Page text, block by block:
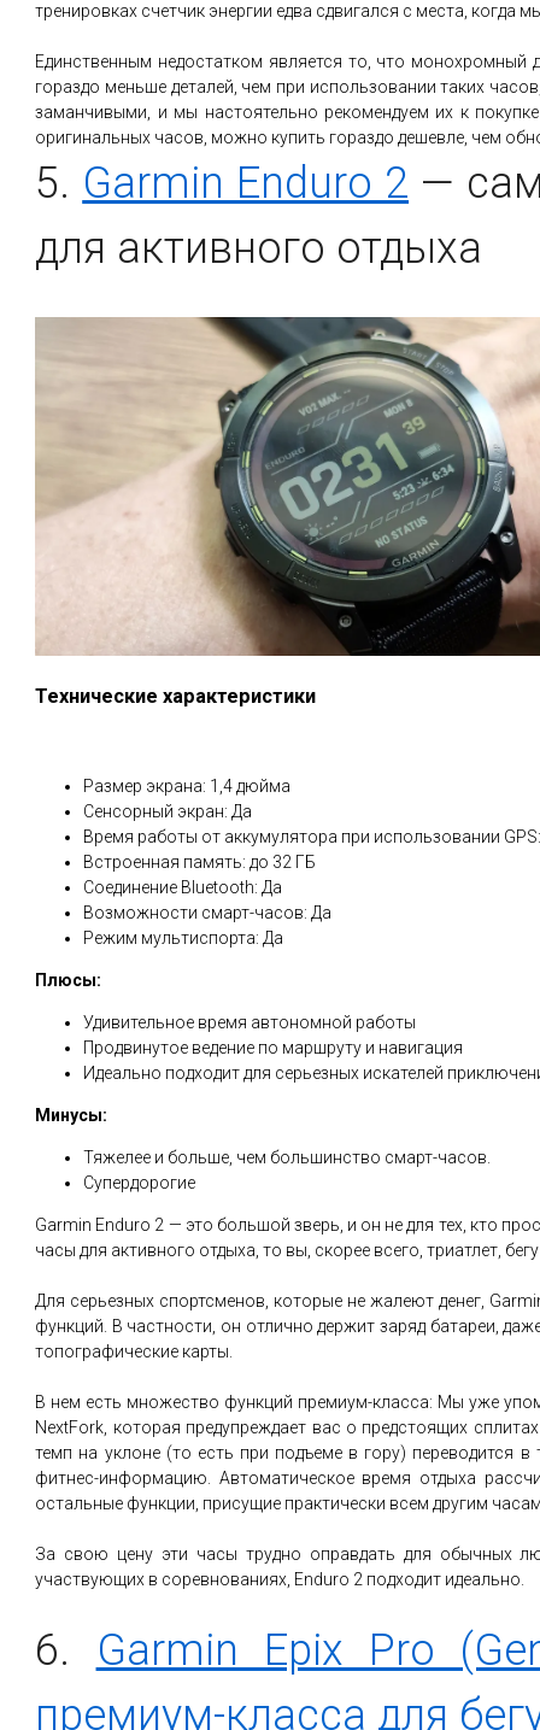
тренировках счетчик энергии едва сдвигался с места, когда
Единственным недостатком является то, что монохромный
гораздо меньше деталей, чем при использовании таких
заманчивыми, и мы настоятельно рекомендуем их к
оригинальных часов, можно купить гораздо дешевле, чем
5. Garmin Enduro 2 —
для активного отдыха
Технические характеристики
Размер экрана: 1,4 дюйма
Сенсорный экран: Да
Время работы от аккумулятора при использовании
Встроенная память: до 32 ГБ
Соединение Bluetooth: Да
Возможности смарт-часов: Да
Режим мультиспорта: Да
Плюсы:
Удивительное время автономной работы
Продвинутое ведение по маршруту и навигация
Идеально подходит для серьезных искателей
Минусы:
Тяжелее и больше, чем большинство смарт-часов.
Супердорогие
Garmin Enduro 2 — это большой зверь, и он не для тех, кто
часы для активного отдыха, то вы, скорее всего, триатлет,
Для серьезных спортсменов, которые не жалеют денег,
функций. В частности, он отлично держит заряд батареи,
топографические карты.
В нем есть множество функций премиум-класса: Мы уже
NextFork, которая предупреждает вас о предстоящих
темп на уклоне (то есть при подъеме в гору) переводится
фитнес-информацию. Автоматическое время отдыха
остальные функции, присущие практически всем другим
За свою цену эти часы трудно оправдать для обычных
участвующих в соревнованиях, Enduro 2 подходит идеально.
6. Garmin Epix Pro
премиум-класса для